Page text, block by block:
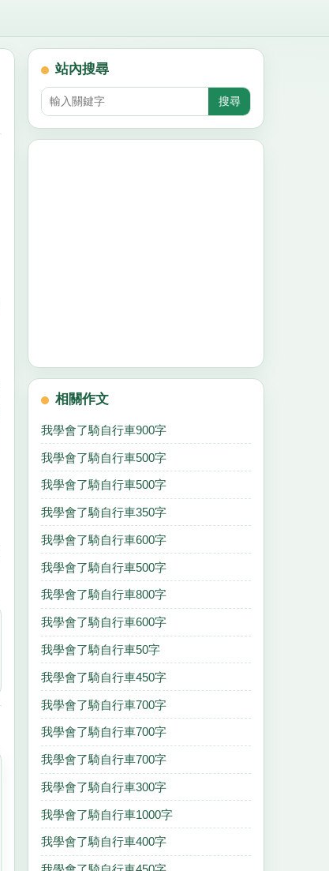
站內搜尋
相關作文
我學會了騎自行車900字
我學會了騎自行車500字
我學會了騎自行車500字
我學會了騎自行車350字
我學會了騎自行車600字
我學會了騎自行車500字
我學會了騎自行車800字
我學會了騎自行車600字
我學會了騎自行車50字
我學會了騎自行車450字
我學會了騎自行車700字
我學會了騎自行車700字
我學會了騎自行車700字
我學會了騎自行車300字
我學會了騎自行車1000字
我學會了騎自行車400字